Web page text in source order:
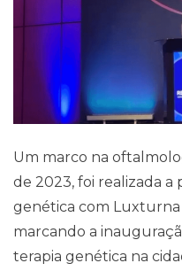
Um marco na
de 2023, foi realizada a
genética com
marcando a
terapia genética na